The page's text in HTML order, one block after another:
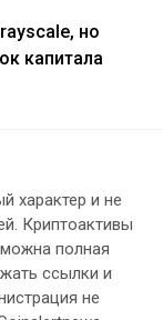
но
капитала
характер и не
Криптоактивы
полная
ссылки и
не